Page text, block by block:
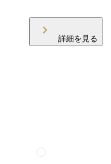
詳細を見る